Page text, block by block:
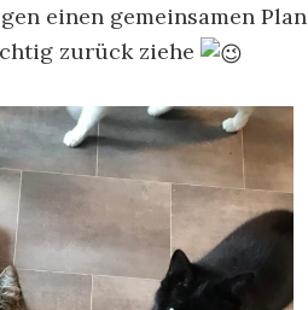
einen gemeinsamen Plan
zurück ziehe